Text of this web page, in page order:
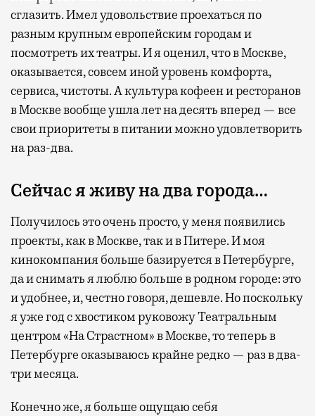
сглазить. Имел удовольствие проехаться по
разным крупным европейским городам и
посмотреть их театры. И я оценил, что в Москве,
оказывается, совсем иной уровень комфорта,
сервиса, чистоты. А культура кофеен и ресторанов
в Москве вообще ушла лет на десять вперед — все
свои приоритеты в питании можно удовлетворить
на раз-два.
Сейчас я живу на два города…
Получилось это очень просто, у меня появились
проекты, как в Москве, так и в Питере. И моя
кинокомпания больше базируется в Петербурге,
да и снимать я люблю больше в родном городе: это
и удобнее, и, честно говоря, дешевле. Но поскольку
я уже год с хвостиком руковожу Театральным
центром «На Страстном» в Москве, то теперь в
Петербурге оказываюсь крайне редко — раз в два-
три месяца.
Конечно же, я больше ощущаю себя